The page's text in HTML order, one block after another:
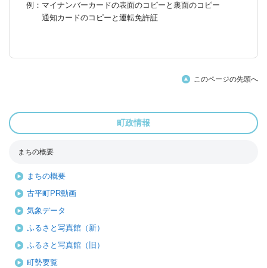
例：マイナンバーカードの表面のコピーと裏面のコピー
通知カードのコピーと運転免許証
このページの先頭へ
町政情報
まちの概要
まちの概要
古平町PR動画
気象データ
ふるさと写真館（新）
ふるさと写真館（旧）
町勢要覧